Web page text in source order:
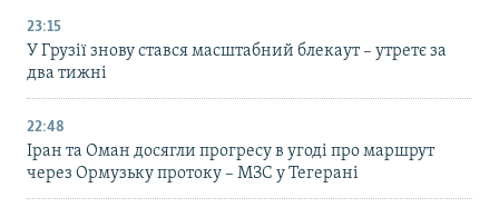
23:15
У Грузії знову стався масштабний блекаут – утретє за
два тижні
22:48
Іран та Оман досягли прогресу в угоді про маршрут
через Ормузьку протоку – МЗС у Тегерані